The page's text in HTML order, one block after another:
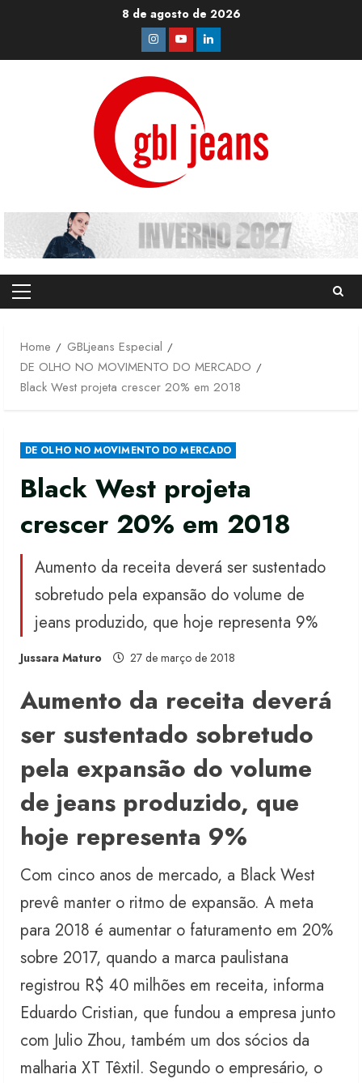
8 de agosto de 2026
Instagram
YoutubeLinkedin
Primary
Home
GBLjeans Especial
DE OLHO NO MOVIMENTO DO MERCADO
Black West projeta crescer 20% em 2018
DE OLHO NO MOVIMENTO DO MERCADO
Black West projeta
crescer 20% em 2018
Aumento da receita deverá ser sustentado
sobretudo pela expansão do volume de
jeans produzido, que hoje representa 9%
Jussara Maturo 27 de março de 2018
Aumento da receita deverá
ser sustentado sobretudo
pela expansão do volume
de jeans produzido, que
hoje representa 9%
Com cinco anos de mercado, a Black West
prevê manter o ritmo de expansão. A meta
para 2018 é aumentar o faturamento em 20%
sobre 2017, quando a marca paulistana
registrou R$ 40 milhões em receita, informa
Eduardo Cristian, que fundou a empresa junto
com Julio Zhou, também um dos sócios da
malharia XT Têxtil. Segundo o empresário, o